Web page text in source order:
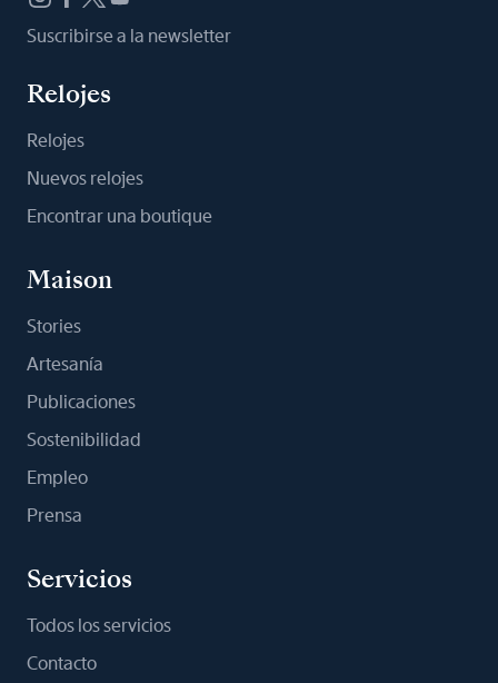
Suscribirse a la newsletter
Relojes
Relojes
Nuevos relojes
Encontrar una boutique
Maison
Stories
Artesanía
Publicaciones
Sostenibilidad
Empleo
Prensa
Servicios
Todos los servicios
Contacto